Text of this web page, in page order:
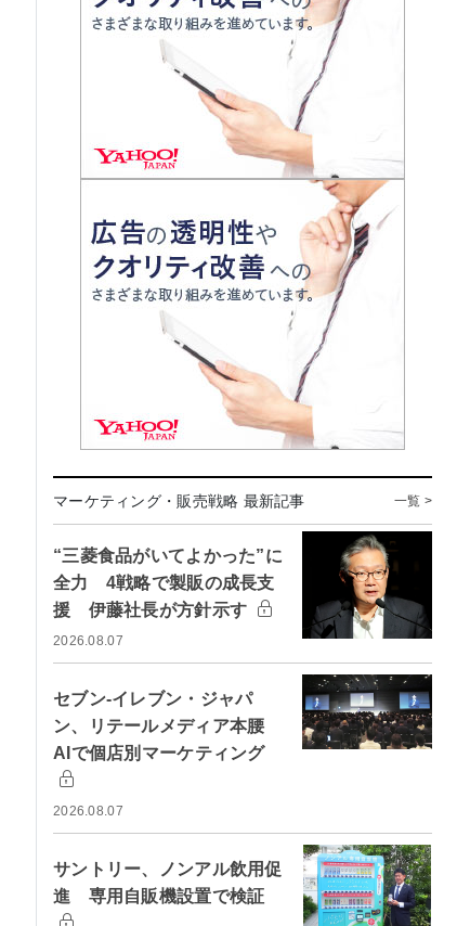
マーケティング・販売戦略 最新記事 一覧 >
“三菱食品がいてよかった”に
全力 4戦略で製販の成長支
援 伊藤社長が方針示す
2026.08.07
セブン-イレブン・ジャパ
ン、リテールメディア本腰
AIで個店別マーケティング
2026.08.07
サントリー、ノンアル飲用促
進 専用自販機設置で検証